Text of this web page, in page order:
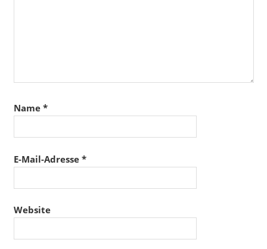
Name *
E-Mail-Adresse *
Website